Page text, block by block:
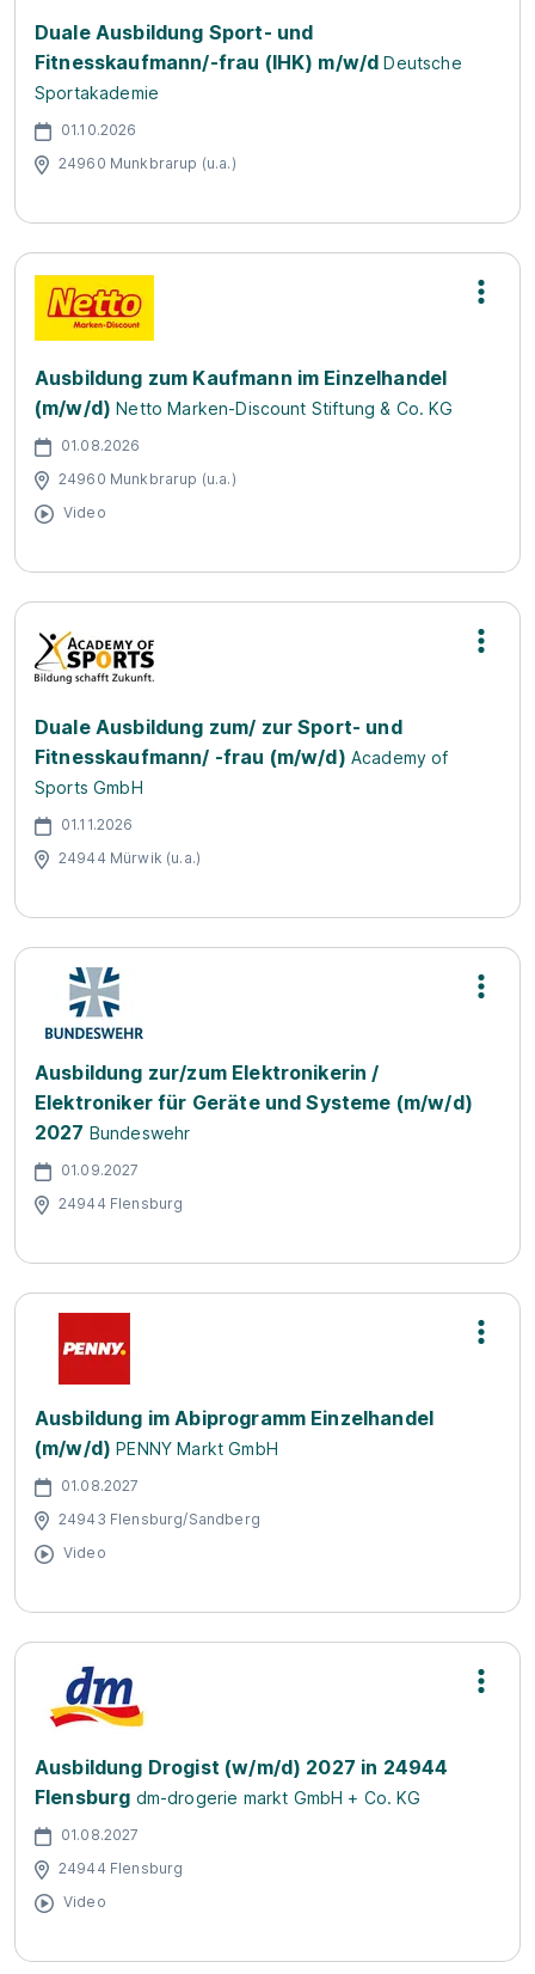
Duale Ausbildung Sport- und
Fitnesskaufmann/-frau (IHK) m/w/d Deutsche
Sportakademie
01.10.2026
24960 Munkbrarup (u.a.)
Ausbildung zum Kaufmann im Einzelhandel
(m/w/d) Netto Marken-Discount Stiftung & Co. KG
01.08.2026
24960 Munkbrarup (u.a.)
Video
Duale Ausbildung zum/ zur Sport- und
Fitnesskaufmann/ -frau (m/w/d) Academy of
Sports GmbH
01.11.2026
24944 Mürwik (u.a.)
Ausbildung zur/zum Elektronikerin /
Elektroniker für Geräte und Systeme (m/w/d)
2027 Bundeswehr
01.09.2027
24944 Flensburg
Ausbildung im Abiprogramm Einzelhandel
(m/w/d) PENNY Markt GmbH
01.08.2027
24943 Flensburg/Sandberg
Video
Ausbildung Drogist (w/m/d) 2027 in 24944
Flensburg dm-drogerie markt GmbH + Co. KG
01.08.2027
24944 Flensburg
Video